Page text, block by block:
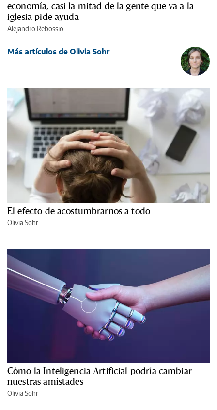
economía, casi la mitad de la gente que va a la
iglesia pide ayuda
Alejandro Rebossio
Más artículos de Olivia Sohr
El efecto de acostumbrarnos a todo
Olivia Sohr
Cómo la Inteligencia Artificial podría cambiar
nuestras amistades
Olivia Sohr